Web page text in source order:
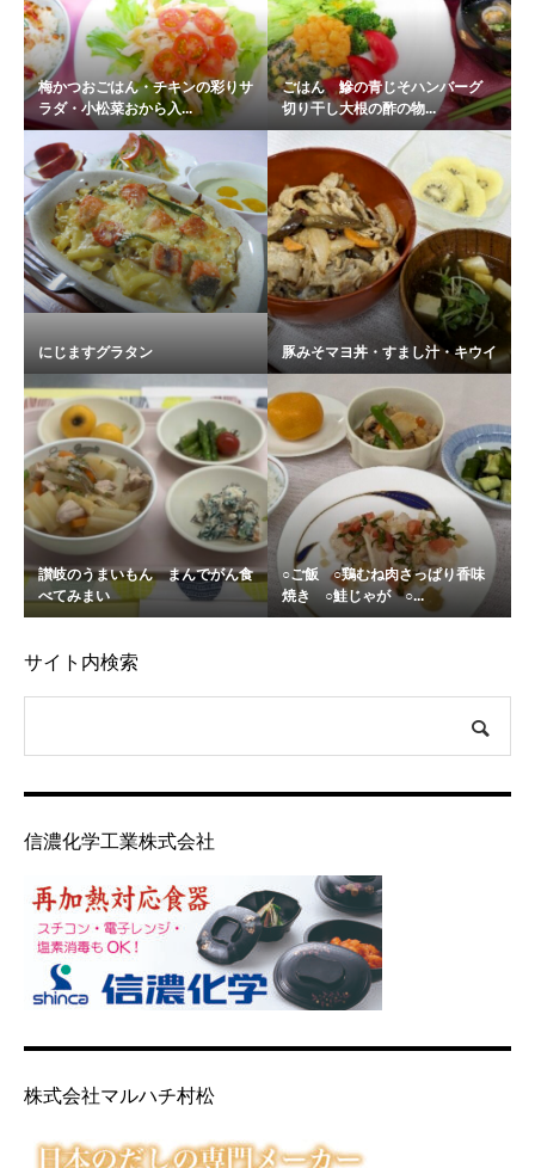
梅かつおごはん・チキンの彩りサ
ラダ・小松菜おから入...
ごはん 鰺の青じそハンバーグ
切り干し大根の酢の物...
にじますグラタン 豚みそマヨ丼・すまし汁・キウイ
讃岐のうまいもん まんでがん食
べてみまい
○ご飯 ○鶏むね肉さっぱり香味
焼き ○鮭じゃが ○...
サイト内検索
信濃化学工業株式会社
株式会社マルハチ村松